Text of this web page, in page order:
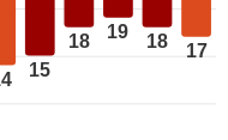
15
18 19 18 17